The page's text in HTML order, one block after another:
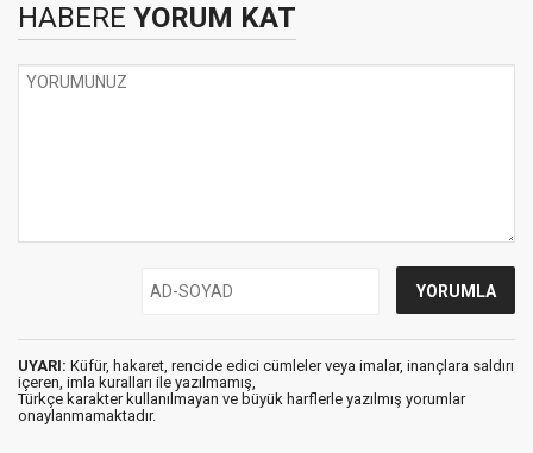
HABERE YORUM KAT
UYARI: Küfür, hakaret, rencide edici cümleler veya imalar, inançlara saldırı
içeren, imla kuralları ile yazılmamış,
Türkçe karakter kullanılmayan ve büyük harflerle yazılmış yorumlar
onaylanmamaktadır.